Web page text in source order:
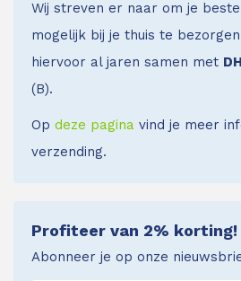
Wij streven er naar om je
mogelijk bij je thuis te
hiervoor al jaren samen met
(B).
Op deze pagina vind je meer
verzending.
Profiteer van 2% korting!
Abonneer je op onze